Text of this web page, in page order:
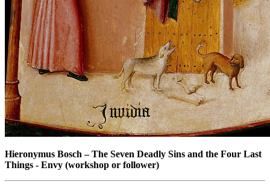
Hieronymus Bosch –The Seven Deadly Sins and the Four Last
Things - Envy (workshop or follower)